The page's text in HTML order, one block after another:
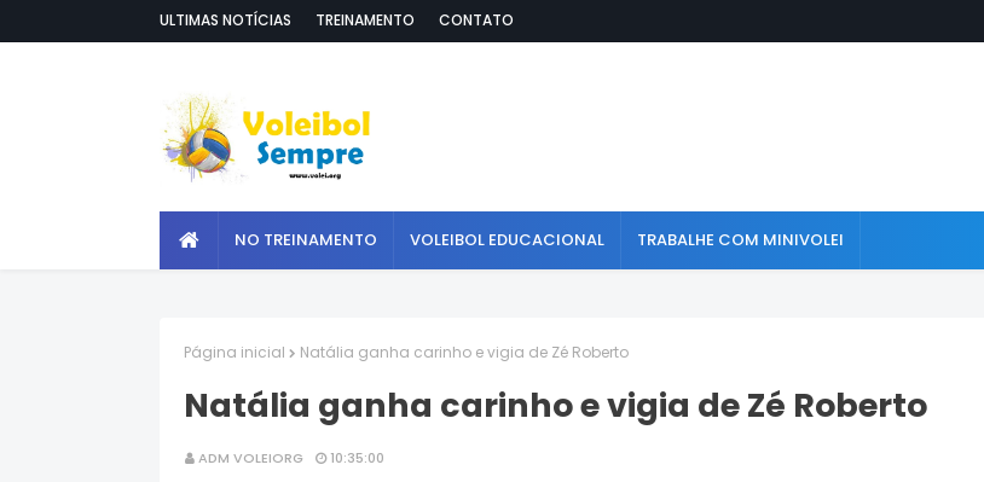
ULTIMAS NOTÍCIAS TREINAMENTO CONTATO
NO TREINAMENTO VOLEIBOL EDUCACIONAL TRABALHE COM MINIVOLEI
Página inicial Natália ganha carinho e vigia de Zé Roberto
Natália ganha carinho e vigia de Zé Roberto
ADM VOLEIORG 10:35:00